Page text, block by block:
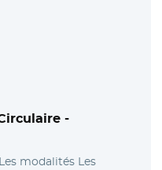
-
modalités Les